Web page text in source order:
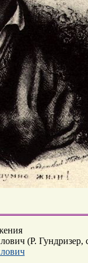
(Р. Гундризер,